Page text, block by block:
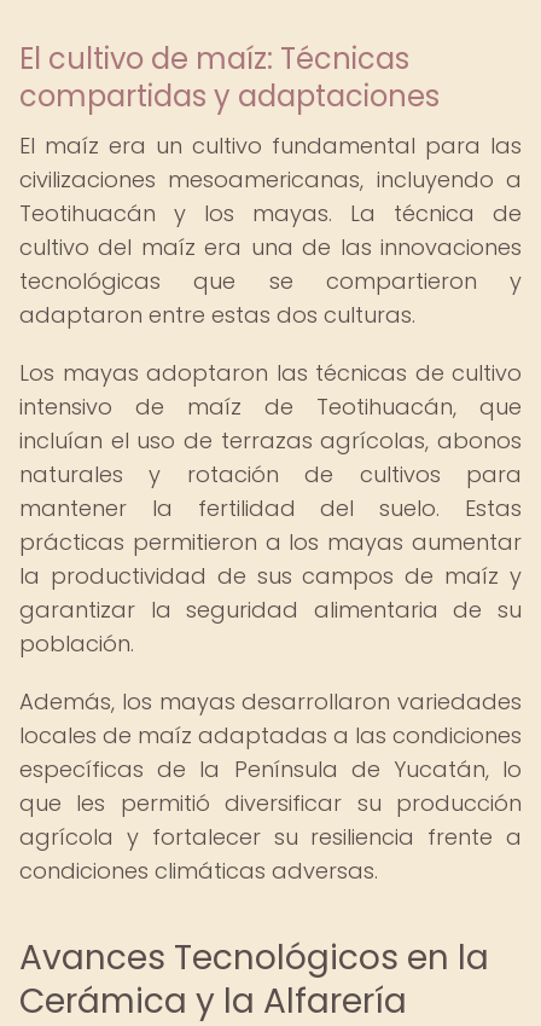
El cultivo de maíz: Técnicas
compartidas y adaptaciones
El maíz era un cultivo fundamental para las
civilizaciones mesoamericanas, incluyendo a
Teotihuacán y los mayas. La técnica de
cultivo del maíz era una de las innovaciones
tecnológicas que se compartieron y
adaptaron entre estas dos culturas.
Los mayas adoptaron las técnicas de cultivo
intensivo de maíz de Teotihuacán, que
incluían el uso de terrazas agrícolas, abonos
naturales y rotación de cultivos para
mantener la fertilidad del suelo. Estas
prácticas permitieron a los mayas aumentar
la productividad de sus campos de maíz y
garantizar la seguridad alimentaria de su
población.
Además, los mayas desarrollaron variedades
locales de maíz adaptadas a las condiciones
específicas de la Península de Yucatán, lo
que les permitió diversificar su producción
agrícola y fortalecer su resiliencia frente a
condiciones climáticas adversas.
Avances Tecnológicos en la
Cerámica y la Alfarería